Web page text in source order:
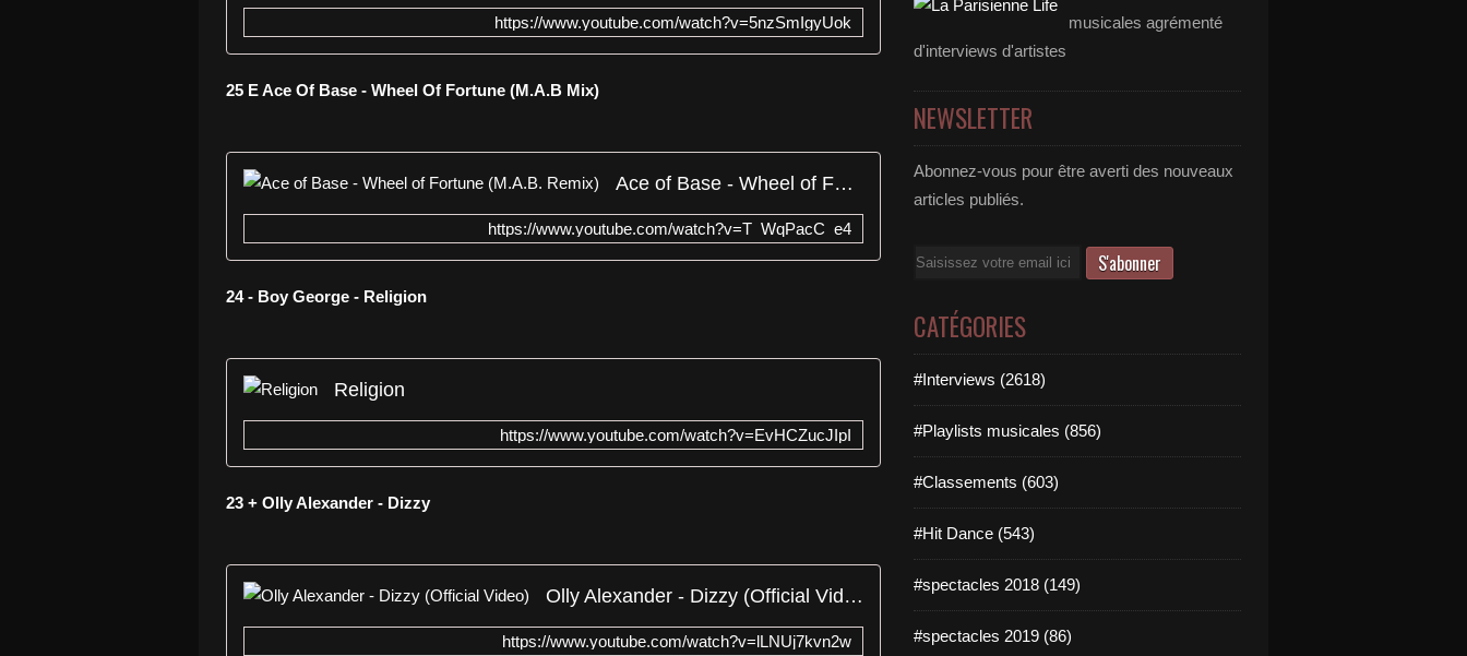
https://www.youtube.com/watch?v=5nzSmIgyUok
25 E Ace Of Base - Wheel Of Fortune (M.A.B Mix)
Ace of Base - Wheel of Fortune (M.A.B. Remix)
https://www.youtube.com/watch?v=T_WqPacC_e4
24 - Boy George - Religion
Religion
https://www.youtube.com/watch?v=EvHCZucJIpI
23 + Olly Alexander - Dizzy
Olly Alexander - Dizzy (Official Video)
https://www.youtube.com/watch?v=lLNUj7kvn2w
musicales agrémenté
d'interviews d'artistes
NEWSLETTER
Abonnez-vous pour être averti des nouveaux
articles publiés.
Email
CATÉGORIES
#Interviews (2618)
#Playlists musicales (856)
#Classements (603)
#Hit Dance (543)
#spectacles 2018 (149)
#spectacles 2019 (86)